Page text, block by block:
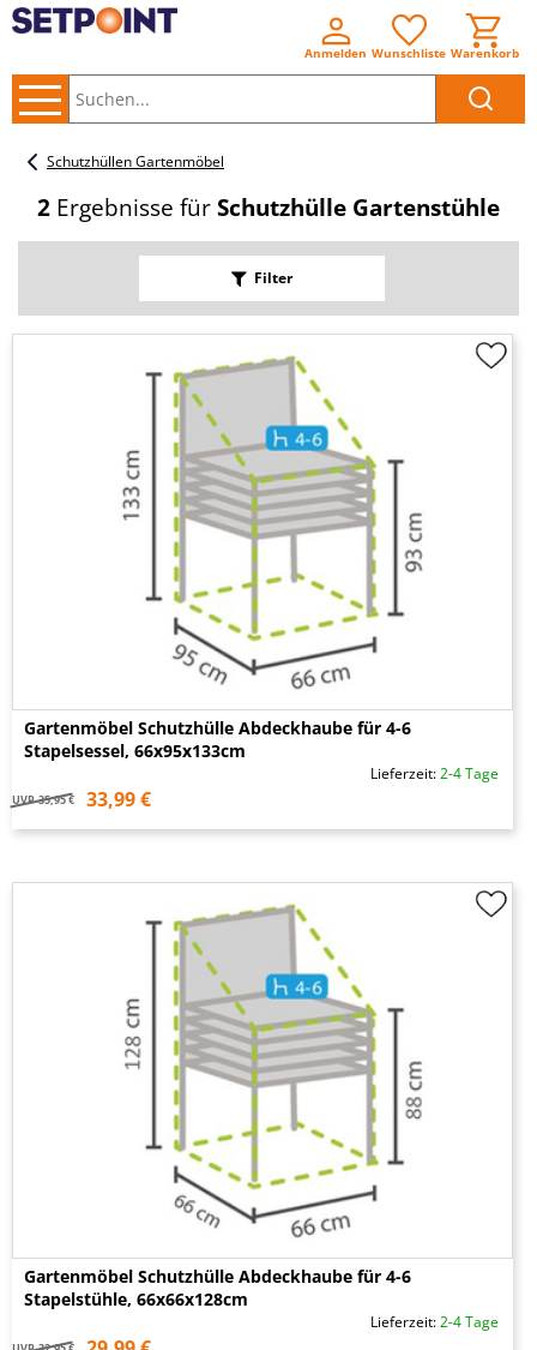
Anmelden Wunschliste Warenkorb
Schutzhüllen Gartenmöbel
2 Ergebnisse fürSchutzhülle Gartenstühle
Filter
Gartenmöbel Schutzhülle Abdeckhaube für 4-6
Stapelsessel, 66x95x133cm
Lieferzeit:2-4 Tage
UVP 35,95 € 33,99 €
Gartenmöbel Schutzhülle Abdeckhaube für 4-6
Stapelstühle, 66x66x128cm
Lieferzeit:2-4 Tage